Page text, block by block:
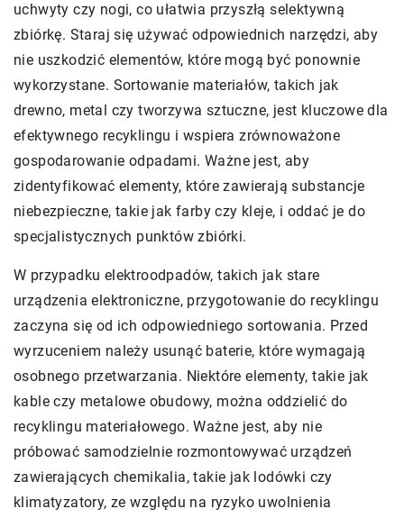
uchwyty czy nogi, co ułatwia przyszłą selektywną
zbiórkę. Staraj się używać odpowiednich narzędzi, aby
nie uszkodzić elementów, które mogą być ponownie
wykorzystane. Sortowanie materiałów, takich jak
drewno, metal czy tworzywa sztuczne, jest kluczowe dla
efektywnego recyklingu i wspiera zrównoważone
gospodarowanie odpadami. Ważne jest, aby
zidentyfikować elementy, które zawierają substancje
niebezpieczne, takie jak farby czy kleje, i oddać je do
specjalistycznych punktów zbiórki.
W przypadku elektroodpadów, takich jak stare
urządzenia elektroniczne, przygotowanie do recyklingu
zaczyna się od ich odpowiedniego sortowania. Przed
wyrzuceniem należy usunąć baterie, które wymagają
osobnego przetwarzania. Niektóre elementy, takie jak
kable czy metalowe obudowy, można oddzielić do
recyklingu materiałowego. Ważne jest, aby nie
próbować samodzielnie rozmontowywać urządzeń
zawierających chemikalia, takie jak lodówki czy
klimatyzatory, ze względu na ryzyko uwolnienia